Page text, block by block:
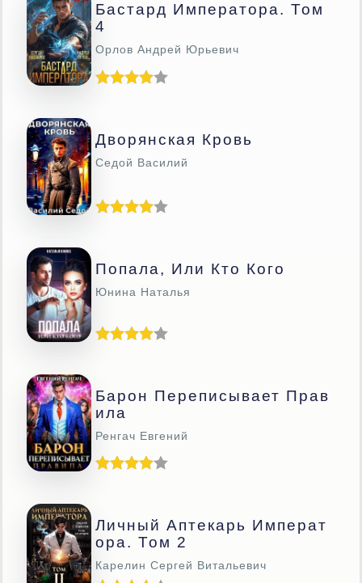
Бастард Императора. Том
4
Орлов Андрей Юрьевич
Дворянская Кровь
Седой Василий
Попала, Или Кто Кого
Юнина Наталья
Барон Переписывает Прав
Ила
Ренгач Евгений
Личный Аптекарь Императ
Ора. Том 2
Карелин Сергей Витальевич